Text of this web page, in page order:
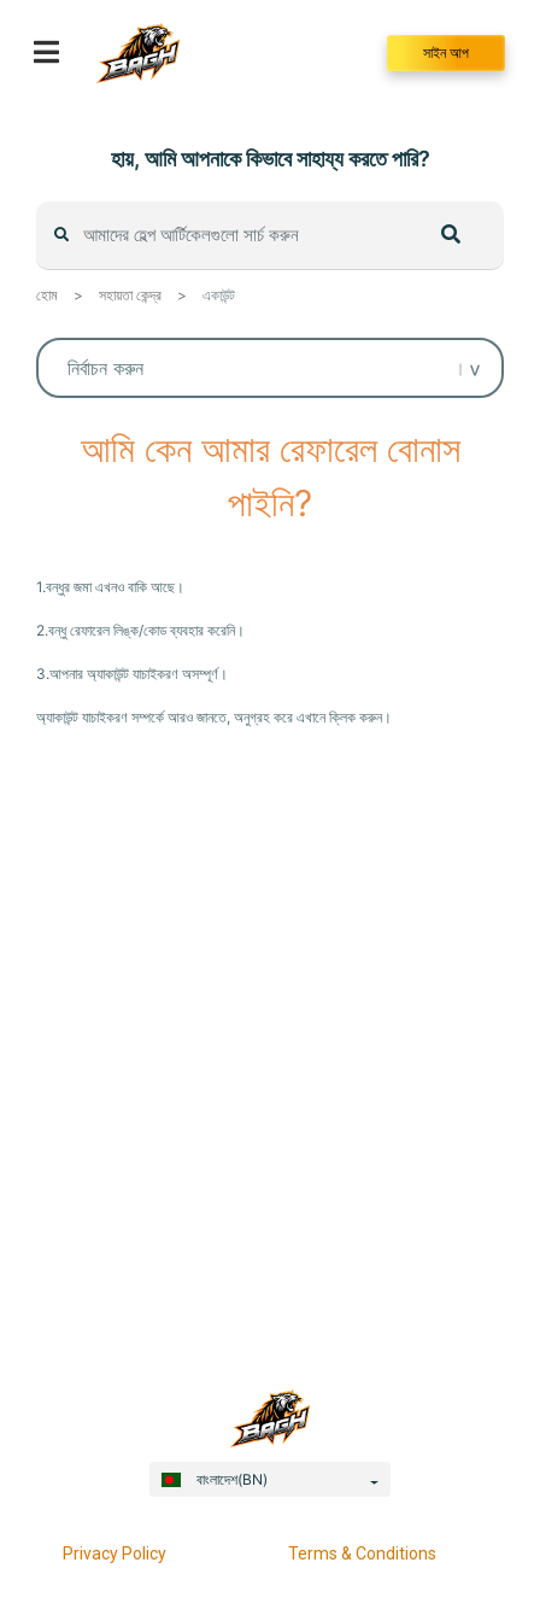
content
সাইন আপ
হায়, আমি আপনাকে কিভাবে সাহায্য করতে পারি?
হোম > সহায়তা কেন্দ্র > একাউন্ট
আমি কেন আমার রেফারেল বোনাস
পাইনি?
1.বন্ধুর জমা এখনও বাকি আছে।
2.বন্ধু রেফারেল লিঙ্ক/কোড ব্যবহার করেনি।
3.আপনার অ্যাকাউন্ট যাচাইকরণ অসম্পূর্ণ।
অ্যাকাউন্ট যাচাইকরণ সম্পর্কে আরও জানতে, অনুগ্রহ করে এখানে ক্লিক করুন।
Privacy Policy Terms & Conditions
বাংলাদেশ(BN)